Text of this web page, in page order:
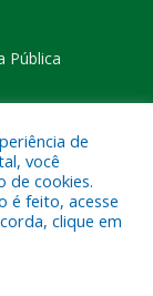
Pública
de Eldorado
de
você
de cookies.
é feito, acesse
clique em